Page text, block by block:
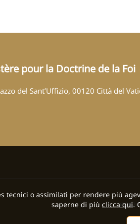
pour la Doctrine de la Foi
del Sant’Uffizio, 00120 Città del
©2024
tecnici o assimilati per rendere più
saperne di più clicca qui.